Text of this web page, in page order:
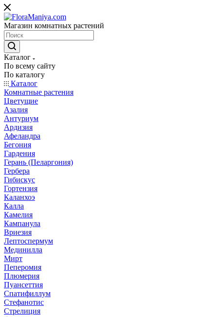
Магазин комнатных растений
Каталог
По всему сайту
По каталогу
Каталог
Комнатные растения
Цветущие
Азалия
Антуриум
Ардизия
Афеландра
Бегония
Гардения
Герань (Пеларгония)
Гербера
Гибискус
Гортензия
Каланхоэ
Калла
Камелия
Кампанула
Вриезия
Лептоспермум
Мединилла
Мирт
Пеперомия
Плюмерия
Пуансеттия
Спатифиллум
Стефанотис
Стрелиция